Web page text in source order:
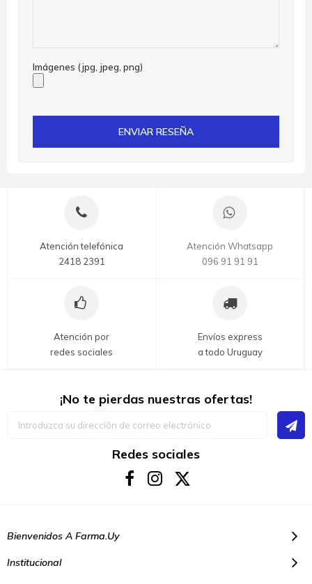
Imágenes (jpg, jpeg, png)
ENVIAR RESEÑA
Atención telefónica
2418 2391
Atención Whatsapp
096 91 91 91
Atención por
redes sociales
Envíos express
a todo Uruguay
¡No te pierdas nuestras ofertas!
Redes sociales
Bienvenidos A Farma.uy
Institucional